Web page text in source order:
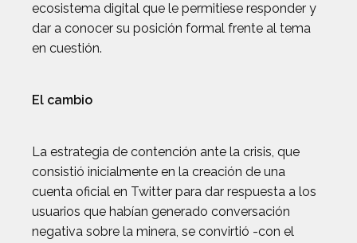
ecosistema digital que le permitiese responder y
dar a conocer su posición formal frente al tema
en cuestión.
El cambio
La estrategia de contención ante la crisis, que
consistió inicialmente en la creación de una
cuenta oficial en Twitter para dar respuesta a los
usuarios que habían generado conversación
negativa sobre la minera, se convirtió -con el